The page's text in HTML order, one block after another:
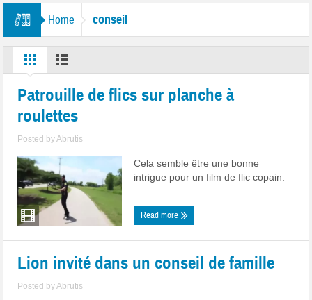
Home conseil
Patrouille de flics sur planche à
roulettes
Posted byAbrutis
Cela semble être une bonne
intrigue pour un film de flic copain.
Read more
Lion invité dans un conseil de famille
Posted byAbrutis